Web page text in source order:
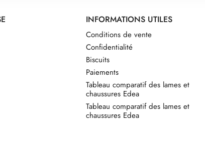
INFORMATIONS UTILES
Conditions de vente
Confidentialité
Biscuits
Paiements
Tableau comparatif des lames et
chaussures Edea
Tableau comparatif des lames et
chaussures Edea